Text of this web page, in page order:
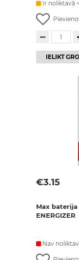
Ir noliktavā
IELIKT
€3.15
Max baterija
ENERGIZER
Nav